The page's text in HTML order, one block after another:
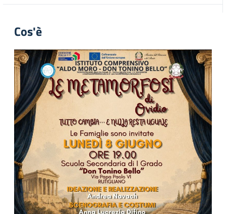
Cos'è